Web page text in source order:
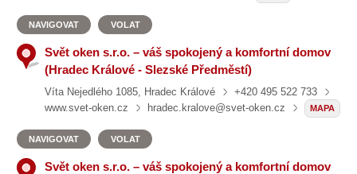
NAVIGOVAT VOLAT
Svět oken s.r.o. – váš spokojený a komfortní domov
(Hradec Králové - Slezské Předměstí)
Víta Nejedlého 1085, Hradec Králové
+420 495 522 733
www.svet-oken.cz
hradec.kralove@svet-oken.cz MAPA
NAVIGOVAT VOLAT
Svět oken s.r.o. – váš spokojený a komfortní domov